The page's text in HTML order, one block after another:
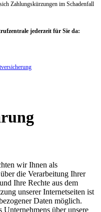
Zahlungskürzungen im Schadenfall
jederzeit für Sie da:
wir Ihnen als
die Verarbeitung Ihrer
Ihre Rechte aus dem
unserer Internetseiten ist
Daten möglich.
Unternehmens über unsere